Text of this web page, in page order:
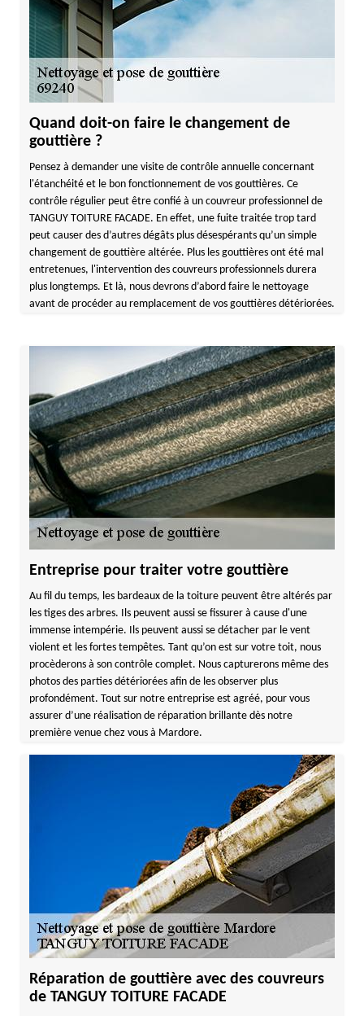
Quand doit-on faire le changement de
gouttière ?
Pensez à demander une visite de contrôle annuelle concernant
l'étanchéité et le bon fonctionnement de vos gouttières. Ce
contrôle régulier peut être confié à un couvreur professionnel de
TANGUY TOITURE FACADE. En effet, une fuite traitée trop tard
peut causer des d’autres dégâts plus désespérants qu’un simple
changement de gouttière altérée. Plus les gouttières ont été mal
entretenues, l'intervention des couvreurs professionnels durera
plus longtemps. Et là, nous devrons d’abord faire le nettoyage
avant de procéder au remplacement de vos gouttières détériorées.
Entreprise pour traiter votre gouttière
Au fil du temps, les bardeaux de la toiture peuvent être altérés par
les tiges des arbres. Ils peuvent aussi se fissurer à cause d'une
immense intempérie. Ils peuvent aussi se détacher par le vent
violent et les fortes tempêtes. Tant qu’on est sur votre toit, nous
procèderons à son contrôle complet. Nous capturerons même des
photos des parties détériorées afin de les observer plus
profondément. Tout sur notre entreprise est agréé, pour vous
assurer d’une réalisation de réparation brillante dès notre
première venue chez vous à Mardore.
Réparation de gouttière avec des couvreurs
de TANGUY TOITURE FACADE